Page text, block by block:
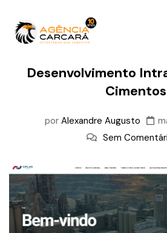
Desenvolvimento
Cimentos
por Alexandre Augusto
Sem